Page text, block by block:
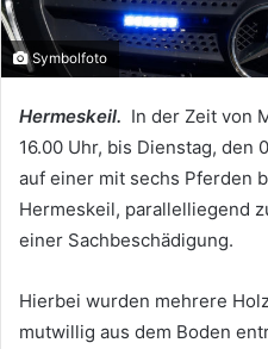
Symbolfoto
Hermeskeil. In der Zeit von
16.00 Uhr, bis Dienstag, den
auf einer mit sechs Pferden
Hermeskeil, parallelliegend
einer Sachbeschädigung.
Hierbei wurden mehrere
mutwillig aus dem Boden